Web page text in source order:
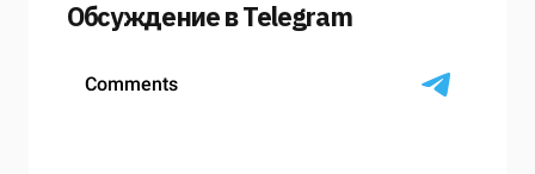
Обсуждение в Telegram